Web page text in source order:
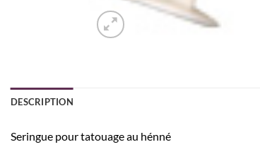
DESCRIPTION
Seringue pour tatouage au hénné